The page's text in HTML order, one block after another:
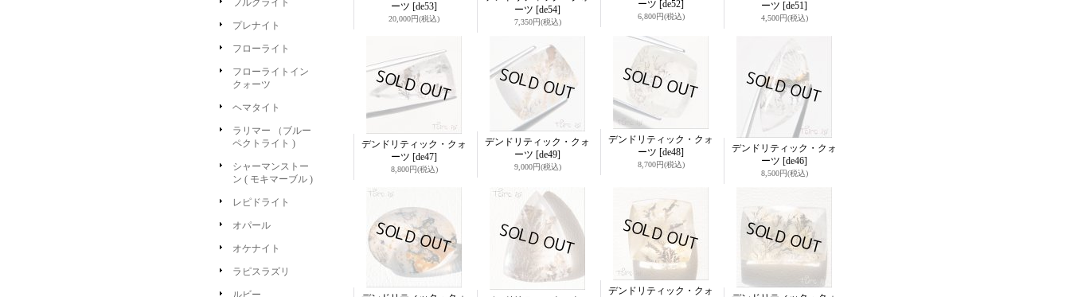
フルグライト
プレナイト
フローライト
フローライトイン
クォーツ
ヘマタイト
ラリマー （ブルー
ペクトライト )
シャーマンストー
ン ( モキマーブル )
レピドライト
オパール
オケナイト
ラピスラズリ
ルビー
ーツ [de53]
20,000円(税込)
ーツ [de54]
7,350円(税込)
ーツ [de52]
6,800円(税込)
ーツ [de51]
4,500円(税込)
デンドリティック・クォ
ーツ [de47]
8,800円(税込)
デンドリティック・クォ
ーツ [de49]
9,000円(税込)
デンドリティック・クォ
ーツ [de48]
8,700円(税込)
デンドリティック・クォ
ーツ [de46]
8,500円(税込)
デンドリティック・クォ